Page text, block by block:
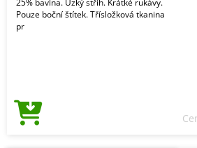
Pouze boční štítek. Třísložková tkanina
pr